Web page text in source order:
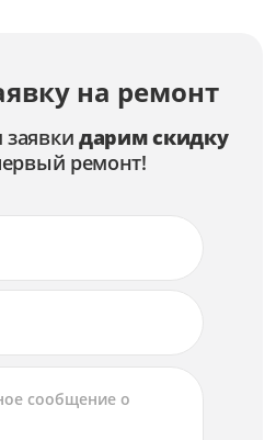
на ремонт
дарим скидку
ремонт!